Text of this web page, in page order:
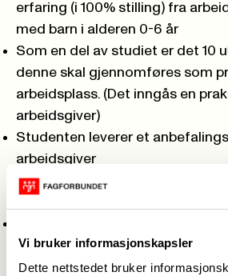
Vi bruker informasjonskapsler
Dette nettstedet bruker
erfaring (i 100% stilling) fra
med barn i alderen 0-6 år
Som en del av studiet er det 10
denne skal gjennomføres som
arbeidsplass. (Det inngås en
arbeidsgiver)
Studenten leverer et
arbeidsgiver
og noen torsdager fra kl. 17.00 -
Fagskolen, I-park Stavanger